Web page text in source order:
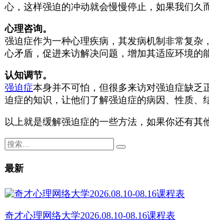
心，这样强迫的冲动就会慢慢停止，如果我们久
心理咨询。
强迫症作为一种心理疾病，其发病机制非常复
心矛盾，促进来访解决问题，增加其适应环境的
认知调节。
强迫症本身并不可怕，但很多来访对强迫症缺乏
迫症的知识，让他们了解强迫症的病因、性质、
以上就是缓解强迫症的一些方法，如果你还有其
最新
奇才心理网络大学2026.08.10-08.16课程表